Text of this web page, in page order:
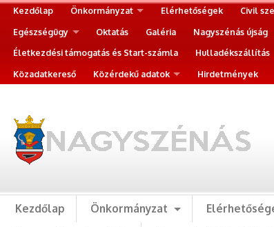
Kezdőlap Önkormányzat Elérhetőségek Civil
Egészségügy
Oktatás Galéria Nagyszénás újság
Életkezdési támogatás és Start-számla
Hulladékszállítás
Közadatkereső
Közérdekű adatok Hirdetmények
Kezdőlap Önkormányzat